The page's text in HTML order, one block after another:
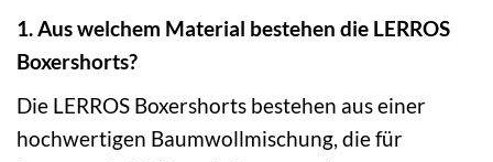
1. Aus welchem Material bestehen die LERROS
Boxershorts?
Die LERROS Boxershorts bestehen aus einer
hochwertigen Baumwollmischung, die für